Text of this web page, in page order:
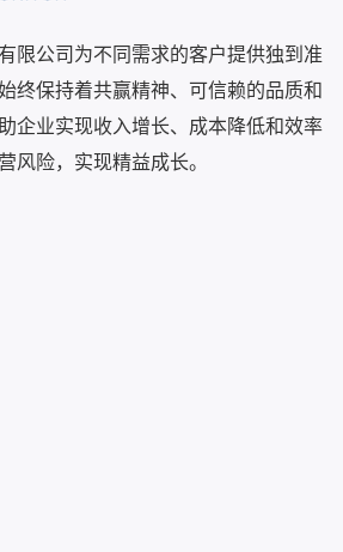
限公司为不同需求的客户提供独到准
终保持着共赢精神、可信赖的品质和
企业实现收入增长、成本降低和效率
风险，实现精益成长。